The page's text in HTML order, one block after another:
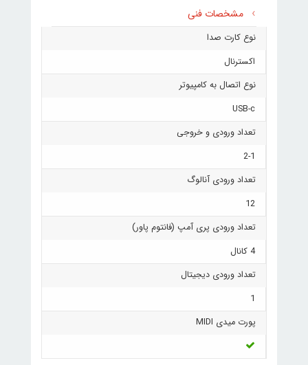
مشخصات فنی
نوع کارت صدا
اکسترنال
نوع اتصال به کامپیوتر
USB-c
تعداد ورودی و خروجی
2-1
تعداد ورودی آنالوگ
12
تعداد ورودی پری آمپ (فانتوم پاور)
4 کانال
تعداد ورودی دیجیتال
1
پورت میدی MIDI